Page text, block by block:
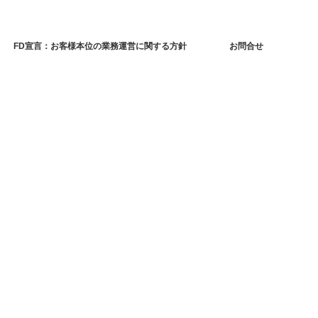
FD宣言：お客様本位の業務運営に関する方針 お問合せ